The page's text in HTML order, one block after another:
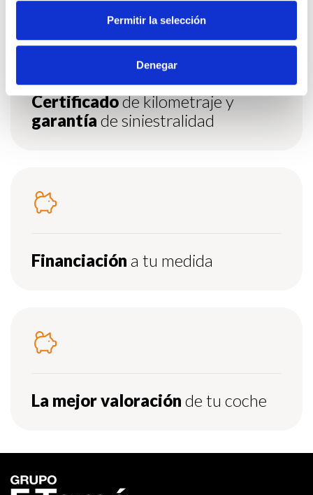
Permitir la selección
Denegar
Certificadode kilometraje y
garantía de siniestralidad
Financiación a tu medida
La mejor valoración de tu coche